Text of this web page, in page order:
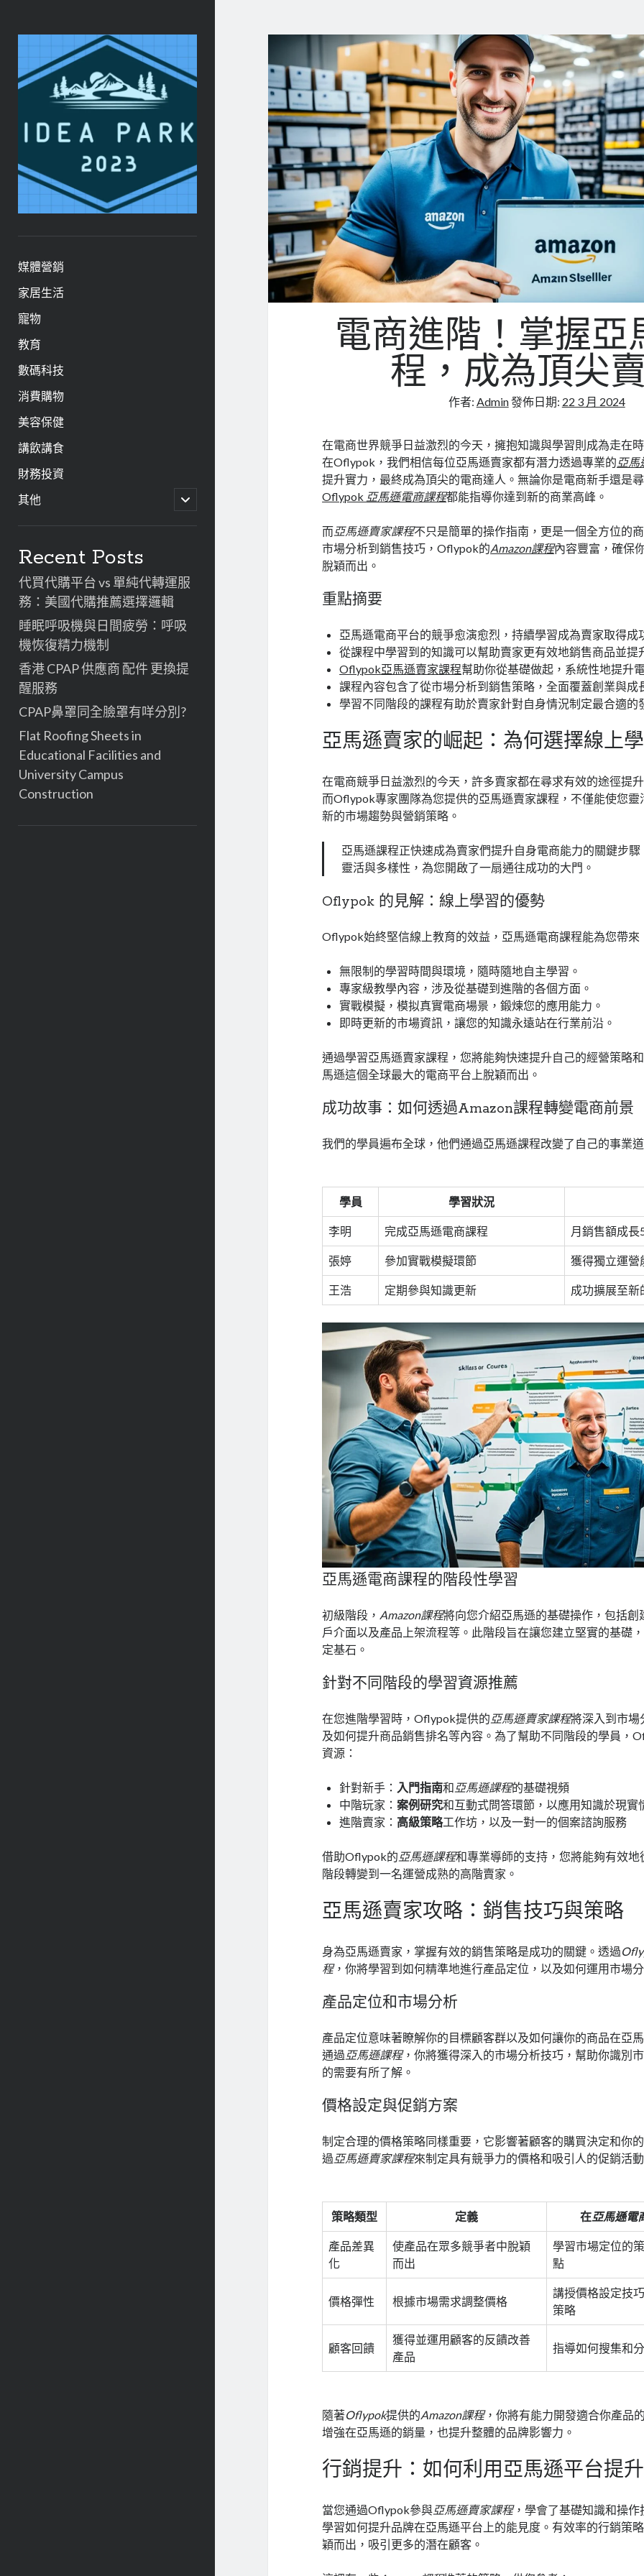
ideapark.quest
媒體營銷
家居生活
寵物
教育
數碼科技
消費購物
美容保健
講飲講食
財務投資
其他
開
啟
訊
欄
Recent Posts
代買代購平台 vs 單純代轉運服
務：美國代購推薦選擇邏輯
睡眠呼吸機與日間疲勞：呼吸
機恢復精力機制
香港 CPAP 供應商 配件 更換提
醒服務
CPAP鼻罩同全臉罩有咩分別?
Flat Roofing Sheets in
Educational Facilities and
University Campus
Construction
電商進階！掌握亞
程，成為頂尖
作者: Admin發佈日期: 22 3 月 2024
在電商世界競爭日益激烈的今天，擁抱知識與學習則成為走在
在Oflypok，我們相信每位亞馬遜賣家都有潛力透過專業的 亞馬
提升實力，最終成為頂尖的電商達人。無論你是電商新手還是
Oflypok 亞馬遜電商課程都能指導你達到新的商業高峰。
而亞馬遜賣家課程不只是簡單的操作指南，更是一個全方位的
市場分析到銷售技巧，Oflypok的Amazon課程內容豐富，確保
脫穎而出。
重點摘要
亞馬遜電商平台的競爭愈演愈烈，持續學習成為賣家取得成
從課程中學習到的知識可以幫助賣家更有效地銷售商品並提
Oflypok亞馬遜賣家課程幫助你從基礎做起，系統性地提升
課程內容包含了從市場分析到銷售策略，全面覆蓋創業與成
學習不同階段的課程有助於賣家針對自身情況制定最合適的
亞馬遜賣家的崛起：為何選擇線上
在電商競爭日益激烈的今天，許多賣家都在尋求有效的途徑提
而Oflypok專家團隊為您提供的亞馬遜賣家課程，不僅能使您靈
新的市場趨勢與營銷策略。
亞馬遜課程正快速成為賣家們提升自身電商能力的關鍵步
靈活與多樣性，為您開啟了一扇通往成功的大門。
Oflypok 的見解：線上學習的優勢
Oflypok始終堅信線上教育的效益，亞馬遜電商課程能為您帶來
無限制的學習時間與環境，隨時隨地自主學習。
專家級教學內容，涉及從基礎到進階的各個方面。
實戰模擬，模拟真實電商場景，鍛煉您的應用能力。
即時更新的市場資訊，讓您的知識永遠站在行業前沿。
通過學習亞馬遜賣家課程，您將能夠快速提升自己的經營策略
馬遜這個全球最大的電商平台上脫穎而出。
成功故事：如何透過Amazon課程轉變電商前景
我們的學員遍布全球，他們通過亞馬遜課程改變了自己的事業
學員 學習狀況
李明 完成亞馬遜電商課程 月銷售額成長
張婷 參加實戰模擬環節 獲得獨立運營
王浩 定期參與知識更新 成功擴展至新
亞馬遜電商課程的階段性學習
初級階段， Amazon課程將向您介紹亞馬遜的基礎操作，包括創
戶介面以及產品上架流程等。此階段旨在讓您建立堅實的基礎
定基石。
針對不同階段的學習資源推薦
在您進階學習時，Oflypok提供的 亞馬遜賣家課程將深入到市場
及如何提升商品銷售排名等內容。為了幫助不同階段的學員，
資源：
針對新手： 入門指南和 亞馬遜課程的基礎視頻
中階玩家：案例研究和互動式問答環節，以應用知識於現實
進階賣家： 高級策略工作坊，以及一對一的個案諮詢服務
借助Oflypok的 亞馬遜課程和專業導師的支持，您將能夠有效地
階段轉變到一名運營成熟的高階賣家。
亞馬遜賣家攻略：銷售技巧與策略
身為亞馬遜賣家，掌握有效的銷售策略是成功的關鍵。透過
程，你將學習到如何精準地進行產品定位，以及如何運用市場
產品定位和市場分析
產品定位意味著瞭解你的目標顧客群以及如何讓你的商品在亞
通過 亞馬遜課程，你將獲得深入的市場分析技巧，幫助你識別
的需要有所了解。
價格設定與促銷方案
制定合理的價格策略同樣重要，它影響著顧客的購買決定和你
過 亞馬遜賣家課程來制定具有競爭力的價格和吸引人的促銷活
策略類型 定義 在亞馬遜電
產品差異
化
使產品在眾多競爭者中脫穎
而出
學習市場定位的
點
價格彈性 根據市場需求調整價格
講授價格設定技
策略
顧客回饋
獲得並運用顧客的反饋改善
產品
指導如何搜集和
隨著Oflypok提供的Amazon課程，你將有能力開發適合你產品
增強在亞馬遜的銷量，也提升整體的品牌影響力。
行銷提升：如何利用亞馬遜平台提
當您通過Oflypok參與亞馬遜賣家課程，學會了基礎知識和操
學習如何提升品牌在亞馬遜平台上的能見度。有效率的行銷策
穎而出，吸引更多的潛在顧客。